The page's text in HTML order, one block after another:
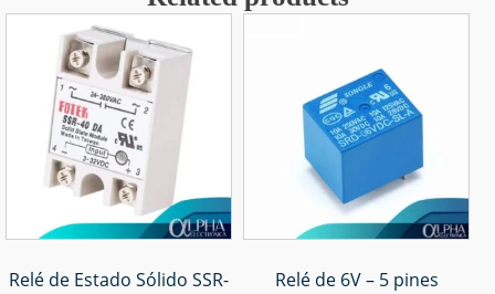
Relé de Estado Sólido SSR-
Relé de 6V – 5 pines